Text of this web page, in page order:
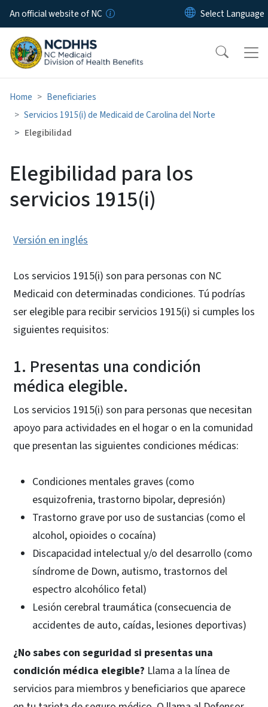
Skip to main content
An official website of NC
Home
Beneficiaries
Servicios 1915(i) de Medicaid de Carolina del Norte
Elegibilidad
Elegibilidad para los
servicios 1915(i)
Versión en inglés
Los servicios 1915(i) son para personas con NC
Medicaid con determinadas condiciones. Tú podrías
ser elegible para recibir servicios 1915(i) si cumples los
siguientes requisitos:
1. Presentas una condición
médica elegible.
Los servicios 1915(i) son para personas que necesitan
apoyo para actividades en el hogar o en la comunidad
que presentan las siguientes condiciones médicas:
Condiciones mentales graves (como
esquizofrenia, trastorno bipolar, depresión)
Trastorno grave por uso de sustancias (como el
alcohol, opioides o cocaína)
Discapacidad intelectual y/o del desarrollo (como
síndrome de Down, autismo, trastornos del
espectro alcohólico fetal)
Lesión cerebral traumática (consecuencia de
accidentes de auto, caídas, lesiones deportivas)
¿No sabes con seguridad si presentas una
condición médica elegible? Llama a la línea de
servicios para miembros y beneficiarios que aparece